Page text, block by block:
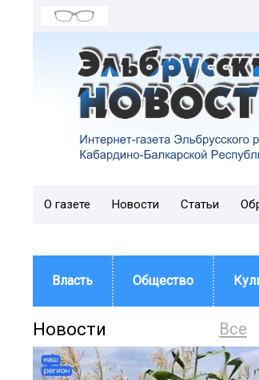
О газете Новости Статьи
Власть Общество
Все
Новости